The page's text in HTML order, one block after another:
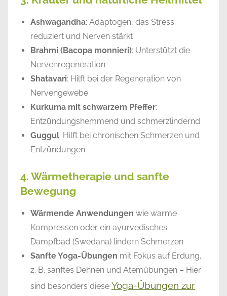
Ashwagandha: Adaptogen, das Stress
reduziert und Nerven stärkt
Brahmi (Bacopa monnieri): Unterstützt die
Nervenregeneration
Shatavari: Hilft bei der Regeneration von
Nervengewebe
Kurkuma mit schwarzem Pfeffer:
Entzündungshemmend und schmerzlindernd
Guggul: Hilft bei chronischen Schmerzen und
Entzündungen
4. Wärmetherapie und sanfte
Bewegung
Wärmende Anwendungen wie warme
Kompressen oder ein ayurvedisches
Dampfbad (Swedana) lindern Schmerzen
Sanfte Yoga-Übungen mit Fokus auf Erdung,
z. B. sanftes Dehnen und Atemübungen – Hier
sind besonders diese Yoga-Übungen zur